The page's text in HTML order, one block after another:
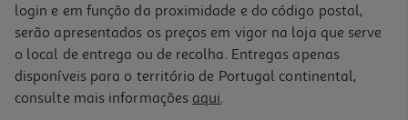
Deo Spray Intimo Vagisil Spray 250 Ml
login e em função da proximidade e do código postal,
serão apresentados os preços em vigor na loja que serve
o local de entrega ou de recolha. Entregas apenas
disponíveis para o território de Portugal continental,
consulte mais informações aqui.